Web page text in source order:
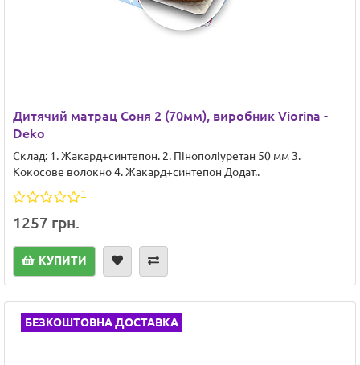
Дитячий матрац Соня 2 (70мм), виробник Viorina -
Deko
Склад: 1. Жакард+синтепон. 2. Пінополіуретан 50 мм 3.
Кокосове волокно 4. Жакард+синтепон Додат..
1
1257 грн.
КУПИТИ
БЕЗКОШТОВНА ДОСТАВКА